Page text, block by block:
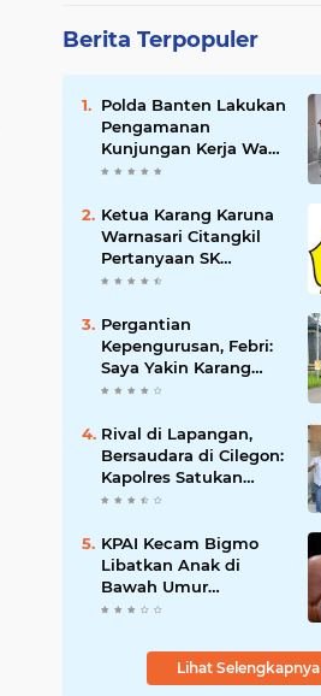
Berita Terpopuler
Polda Banten Lakukan
Pengamanan
Kunjungan Kerja Wakil
Presiden RI
Ketua Karang Karuna
Warnasari Citangkil
Pertanyaan SK
Karetaker dan Urgensi
Berduka
Pergantian
Kepengurusan, Febri:
Saya Yakin Karang
Taruna Wanakarsa
Kepemimpinan Bung
Entus Jauh Membawa
Manfaat
Rival di Lapangan,
Bersaudara di Cilegon:
Kapolres Satukan
Viking dan Jak Mania
Piala Presiden 2026
KPAI Kecam Bigmo
Libatkan Anak di
Bawah Umur
Promosikan Liquid
Bertindak Tegas
Lihat Selengkapnya